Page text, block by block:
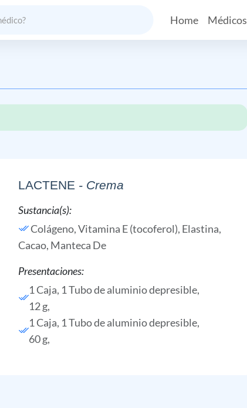
Home Médicos
LACTENE - Crema
Sustancia(s):
Colágeno,Vitamina E (tocoferol), Elastina,
Cacao, Manteca De
Presentaciones:
1 Caja, 1 Tubo de aluminio depresible,
12 g,
1 Caja, 1 Tubo de aluminio depresible,
60 g,